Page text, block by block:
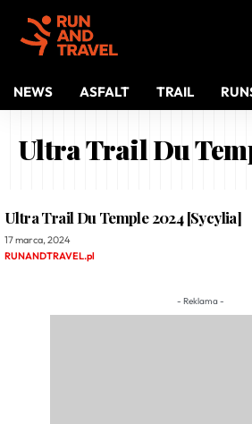
NEWS ASFALT TRAIL
Ultra Trail Du
Ultra Trail Du Temple 2024 [Sycylia]
17 marca, 2024
RUNANDTRAVEL.pl
- Reklama -